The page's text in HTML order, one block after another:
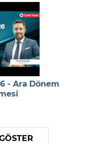
- Ara Dönem